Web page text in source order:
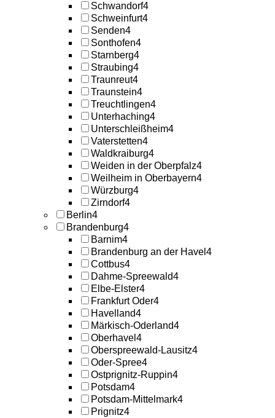
Schwandorf4
Schweinfurt4
Senden4
Sonthofen4
Starnberg4
Straubing4
Traunreut4
Traunstein4
Treuchtlingen4
Unterhaching4
Unterschleißheim4
Vaterstetten4
Waldkraiburg4
Weiden in der Oberpfalz4
Weilheim in Oberbayern4
Würzburg4
Zirndorf4
Berlin4
Brandenburg4
Barnim4
Brandenburg an der Havel 4
Cottbus4
Dahme-Spreewald4
Elbe-Elster4
Frankfurt Oder4
Havelland4
Märkisch-Oderland4
Oberhavel 4
Oberspreewald-Lausitz4
Oder-Spree4
Ostprignitz-Ruppin4
Potsdam4
Potsdam-Mittelmark4
Prignitz4